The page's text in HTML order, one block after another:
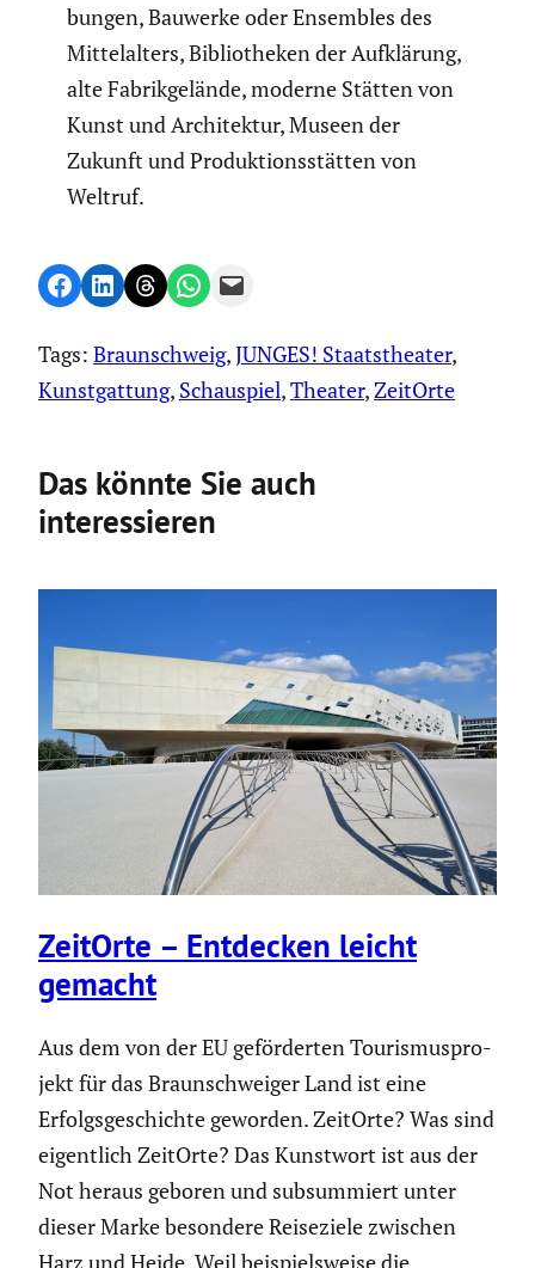
bungen, Bauwerke oder Ensembles des
Mittel­al­ters, Biblio­theken der Aufklä­rung,
alte Fabrik­ge­lände, moderne Stätten von
Kunst und Archi­tektur, Museen der
Zukunft und Produk­ti­ons­stätten von
Weltruf.
Share on Facebook
Share on LinkedIn
Share on Threads
Share on WhatsApp
Email this Page
Tags: Braunschweig, JUNGES! Staatstheater
Kunstgattung, Schauspiel, Theater, ZeitOrte
Das könnte Sie auch
interessieren
ZeitOrte – Entdecken leicht
gemacht
Aus dem von der EU geför­derten Touris­mus­pro­
jekt für das Braun­schweiger Land ist eine
Erfolgs­ge­schichte geworden. ZeitOrte? Was sind
eigent­lich ZeitOrte? Das Kunstwort ist aus der
Not heraus geboren und subsum­miert unter
dieser Marke besondere Reise­ziele zwischen